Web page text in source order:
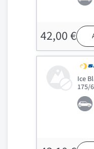
42,00 €
Ice
175/